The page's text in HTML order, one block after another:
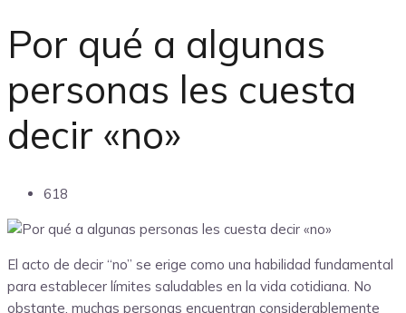
Por qué a algunas
personas les cuesta
decir «no»
618
El acto de decir “no” se erige como una habilidad fundamental
para establecer límites saludables en la vida cotidiana. No
obstante, muchas personas encuentran considerablemente